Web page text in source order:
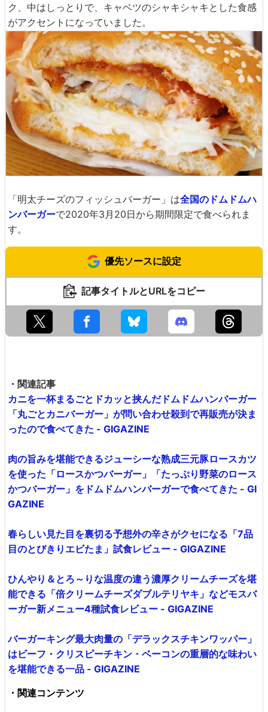
ク、中はしっとりで、キャベツのシャキシャキとした食感
がアクセントになっていました。
「明太チーズのフィッシュバーガー」は全国のドムドムハ
ンバーガーで2020年3月20日から期間限定で食べられま
す。
優先ソースに設定
記事タイトルとURLをコピー
・関連記事
カニを一杯まるごとドカッと挟んだドムドムハンバーガー
「丸ごとカニバーガー」が問い合わせ殺到で再販売が決ま
ったので食べてきた - GIGAZINE
肉の旨みを堪能できるジューシーな熟成三元豚ロースカツ
を使った「ロースかつバーガー」「たっぷり野菜のロース
かつバーガー」をドムドムハンバーガーで食べてきた - GI
GAZINE
春らしい見た目を裏切る予想外の辛さがクセになる「7品
目のとびきりエビたま」試食レビュー - GIGAZINE
ひんやり＆とろ～りな温度の違う濃厚クリームチーズを堪
能できる「倍クリームチーズダブルテリヤキ」などモスバ
ーガー新メニュー4種試食レビュー - GIGAZINE
バーガーキング最大肉量の「デラックスチキンワッパー」
はビーフ・クリスピーチキン・ベーコンの重層的な味わい
を堪能できる一品 - GIGAZINE
・関連コンテンツ